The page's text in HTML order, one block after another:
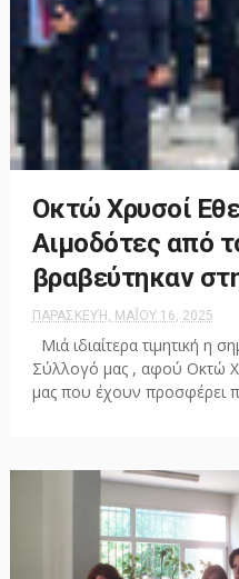
Οκτώ Χρυσοί
Αιμοδότες από
βραβεύτηκαν
ΠΑΡΑΣΚΕΥΉ, ΜΑΪ́ΟΥ 16, 2025
Μιά ιδιαίτερα τιμητική η
Σύλλογό μας , αφού Οκτώ
μας που έχουν προσφέρει